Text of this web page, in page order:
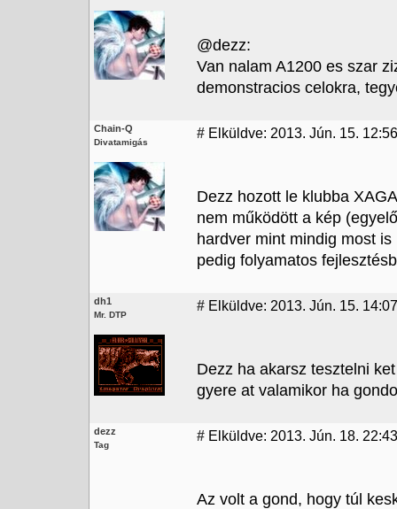
@dezz:
Van nalam A1200 es szar
demonstracios celokra,
Chain-Q
Divatamigás
# Elküldve: 2013. Jún. 15.
Dezz hozott le klubba
nem működött a kép
hardver mint mindig most
pedig folyamatos
dh1
Mr. DTP
# Elküldve: 2013. Jún. 15. 14:07
Dezz ha akarsz tesztelni
gyere at valamikor ha
dezz
Tag
# Elküldve: 2013. Jún. 18.
Az volt a gond, hogy túl